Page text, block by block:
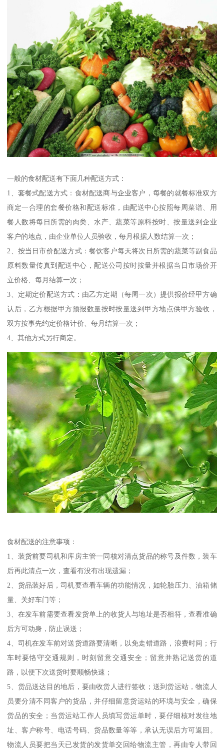
一般的食材配送有下面几种配送方式：
1、套餐式配送方式：食材配送商与企业客户，每餐的就餐标准双方
商定一合理的套餐价格和配送标准，由配送中心按照每周菜谱、用
餐人数将每日所需的肉类、水产、蔬菜等原料按时、按量送到企业
客户的地点，由企业单位人员验收，每月根据人数结算一次；
2、按当日市价配送方式：餐饮客户每天将次日所需的蔬菜等副食品
原料数量传真到配送中心，配送公司按时按量并根据当日市场价开
立价格、每月结算一次；
3、定期定价配送方式：由乙方定期（每周一次）提供报价经甲方确
认后，乙方根据甲方预报数量按时按量送到甲方地点供甲方验收，
双方按事先约定价格计价、每月结算一次；
4、其他方式另行商定。
食材配送的注意事项：
1、装货前要司机和库房主管一同核对清点货品的称号及件数，装车
后再此清点一次，查看有没有出现遗漏；
2、货品装好后，司机要查看车辆的功能情况，如轮胎压力、油箱储
量、关好车门等；
3、在发车前需要查看发货单上的收货人与地址是否相符，查看准确
后方可动身，防止误送；
4、司机在发车前对送货道路要清晰，以免走错道路，浪费时间；行
车时要恪守交通规则，时刻留意交通安全；留意并熟记送货的道
路，以便下次送货时要顺畅快速；
5、货品送达目的地后，要由收货人进行签收；送到货运站，物流人
员要分清不同客户的货品，并仔细留意货运站的环境与安全，确保
货品的安全；当货运站工作人员填写货运单时，要仔细核对发往地
址、客户称号、电话号码、货品数量等等，承认无误后方可返回。
物流人员要把当天已发货的发货单交回给物流主管，再由专人带回